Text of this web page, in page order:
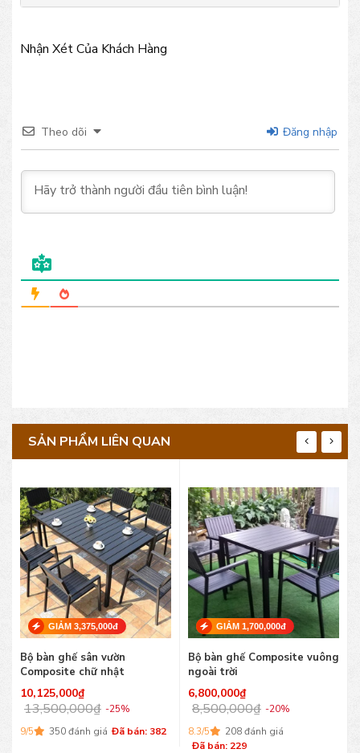
Nhận Xét Của Khách Hàng
Theo dõi Đăng nhập
SẢN PHẨM LIÊN QUAN
GIẢM 3,375,000đ
Bộ bàn ghế sân vườn
Composite chữ nhật
13,500,000₫
10,125,000₫
-25%
9/5
350 đánh giá Đã bán: 382
GIẢM 1,700,000đ
Bộ bàn ghế Composite vuông
ngoài trời
8,500,000₫
6,800,000₫
-20%
8.3/5
208 đánh giá
Đã bán: 229